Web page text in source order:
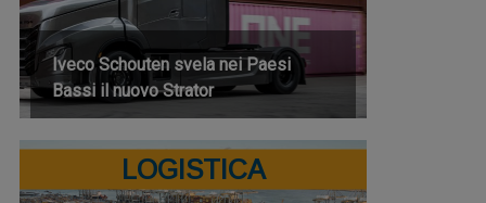
Iveco Schouten svela nei Paesi
Bassi il nuovo Strator
LOGISTICA